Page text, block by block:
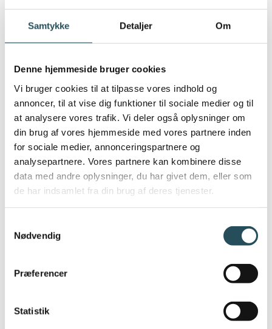
Samtykke Detaljer Om
Denne hjemmeside bruger cookies
Vi bruger cookies til at tilpasse vores indhold og
annoncer, til at vise dig funktioner til sociale medier og til
at analysere vores trafik. Vi deler også oplysninger om
din brug af vores hjemmeside med vores partnere inden
for sociale medier, annonceringspartnere og
analysepartnere. Vores partnere kan kombinere disse
data med andre oplysninger, du har givet dem, eller som
de har indsamlet fra din brug af deres tjenester.
Nødvendig
Præferencer
Statistik
mest af alt fokuserer på CO2, vil jeg blot
komme med to input:
kan stå alene. En økologisk høne er bedre
for os at spise – og den indeholder langt
mere næring, end burhønen gør det.
Selvom sidstnævnte er bedre for klima og
mindre CO2 omkostningsfuld.
Vi bør tænke langt mere cirkulært – og vi
bør også tænke i Novel Foods, det gør
vores gastronomer allerede, men de er
begrænsede på en lovgivning, hvor man
planter, svampe, blomster mv. selvom det
kokke der udvikler på vores råvarer, en